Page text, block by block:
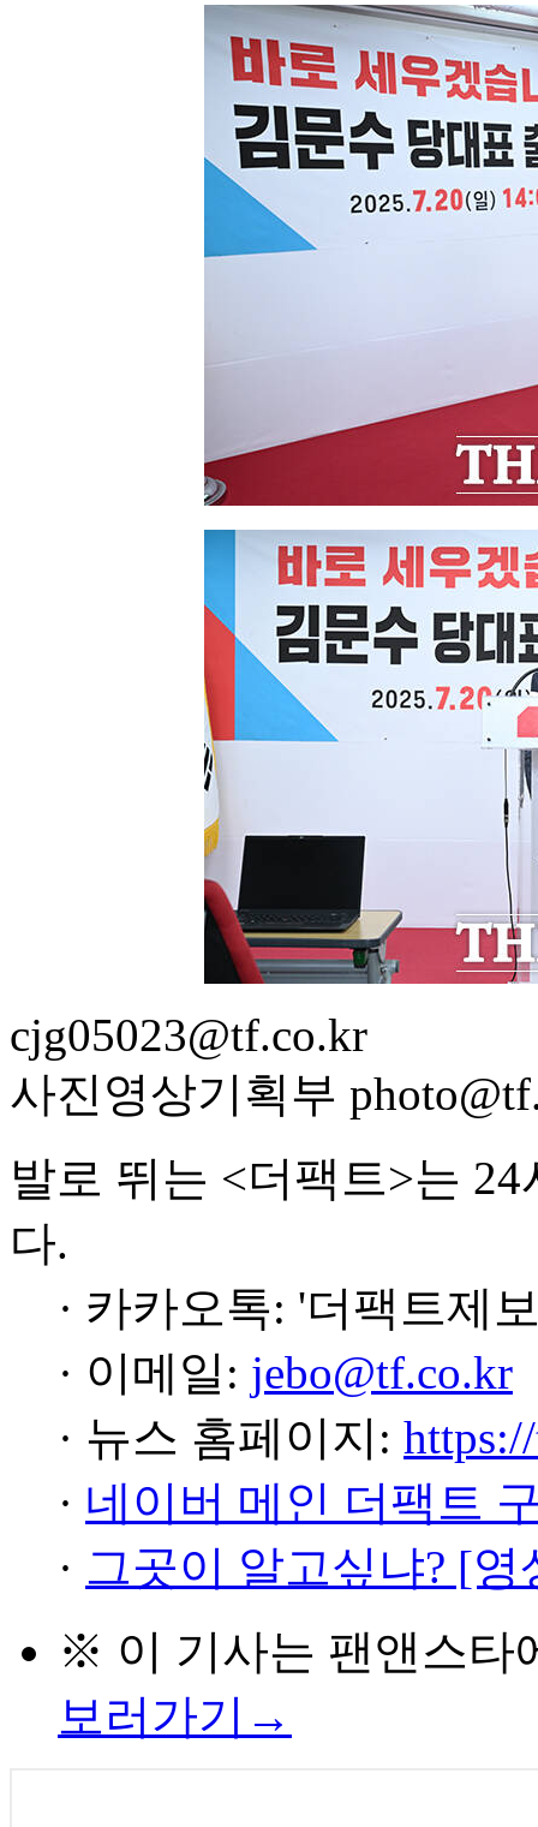
cjg05023@tf.co.kr
사진영상기획부
발로 뛰는 <더팩트>는
다.
· 카카오톡: '더팩트제
· 이메일: jebo@tf.co.kr
· 뉴스 홈페이지:
· 네이버 메인 더팩트
· 그곳이 알고싶냐? [
※ 이 기사는 팬앤스타
보러가기→